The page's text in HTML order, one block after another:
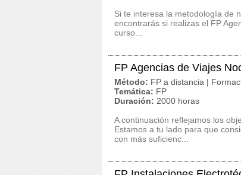
Si te interesa la metodología de
encontrarás si realizas el FP
curso...
FP Agencias de Viajes
Método: FP a distancia |
Temática: FP
Duración: 2000 horas
A continuación reflejamos los
Estamos a tu lado para que
con más suficienc...